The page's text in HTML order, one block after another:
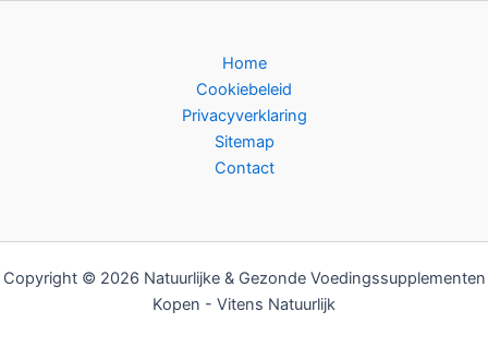
Home
Cookiebeleid
Privacyverklaring
Sitemap
Contact
Copyright © 2026 Natuurlijke & Gezonde Voedingssupplementen
Kopen - Vitens Natuurlijk